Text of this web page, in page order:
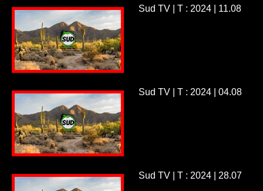
Sud TV | T : 2024 | 11.08
Sud TV | T : 2024 | 04.08
Sud TV | T : 2024 | 28.07